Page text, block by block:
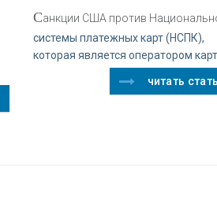
Санкции США против
системы платежных карт (НСПК),
которая является оператором карт
читать